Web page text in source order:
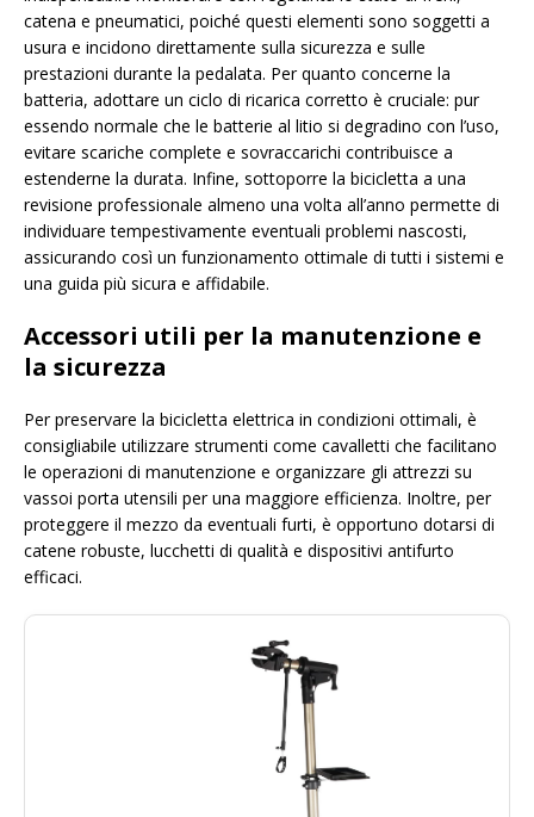
catena e pneumatici, poiché questi elementi sono soggetti a
usura e incidono direttamente sulla sicurezza e sulle
prestazioni durante la pedalata. Per quanto concerne la
batteria, adottare un ciclo di ricarica corretto è cruciale: pur
essendo normale che le batterie al litio si degradino con l’uso,
evitare scariche complete e sovraccarichi contribuisce a
estenderne la durata. Infine, sottoporre la bicicletta a una
revisione professionale almeno una volta all’anno permette di
individuare tempestivamente eventuali problemi nascosti,
assicurando così un funzionamento ottimale di tutti i sistemi e
una guida più sicura e affidabile.
Accessori utili per la manutenzione e
la sicurezza
Per preservare la bicicletta elettrica in condizioni ottimali, è
consigliabile utilizzare strumenti come cavalletti che facilitano
le operazioni di manutenzione e organizzare gli attrezzi su
vassoi porta utensili per una maggiore efficienza. Inoltre, per
proteggere il mezzo da eventuali furti, è opportuno dotarsi di
catene robuste, lucchetti di qualità e dispositivi antifurto
efficaci.